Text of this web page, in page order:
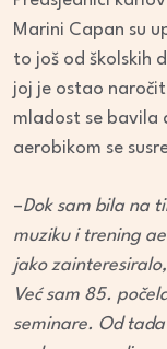
Marini Capan su
to još od školskih
joj je ostao
mladost se bavila
aerobikom se
–Dok sam bila na
muziku i trening
jako
Već sam 85.
seminare. Od